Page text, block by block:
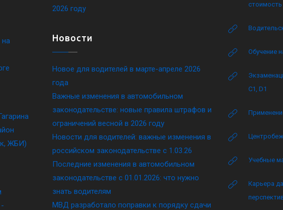
2026 году
Новости
Новое для водителей в марте-апреле 2026
года
Важные изменения в автомобильном
законодательстве: новые правила штрафов и
ограничений весной в 2026 году
Новости для водителей: важные изменения в
российском законодательстве c 1.03.26
Последние изменения в автомобильном
законодательстве c 01.01.2026: что нужно
знать водителям
МВД разработало поправки к порядку сдачи
Обучение
C1, D1
Учебные
Карьера